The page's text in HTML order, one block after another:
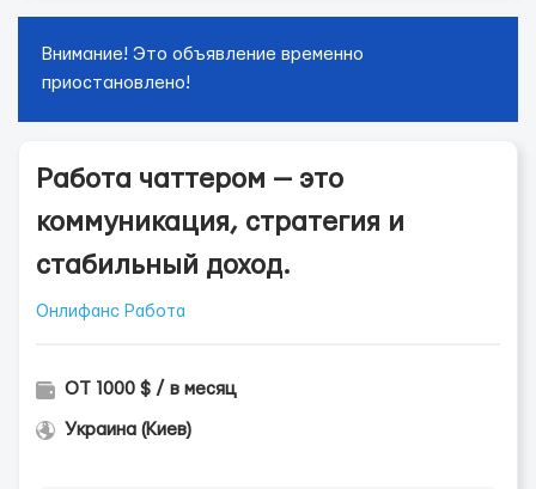
Внимание! Это объявление временно
приостановлено!
Работа чаттером — это
коммуникация, стратегия и
стабильный доход.
Онлифанс Работа
ОТ 1000 $ / в месяц
Украина (Киев)